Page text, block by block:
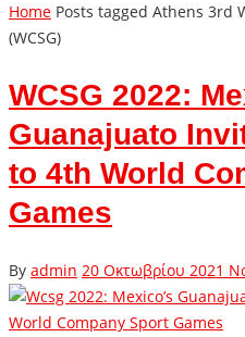
Home Posts tagged Athens 3rd
(WCSG)
WCSG 2022:
Guanajuato
to 4th World
Games
By admin 20 Οκτωβρίου 2021